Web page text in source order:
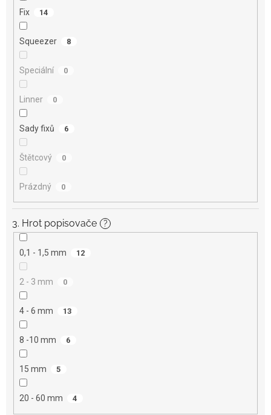
Fix 14
Squeezer 8
Speciální 0
Linner 0
Sady fixů 6
Štětcový 0
Prázdný 0
3. Hrot popisovače ?
0,1 - 1,5 mm 12
2 - 3 mm 0
4 - 6 mm 13
8 -10 mm 6
15 mm 5
20 - 60 mm 4